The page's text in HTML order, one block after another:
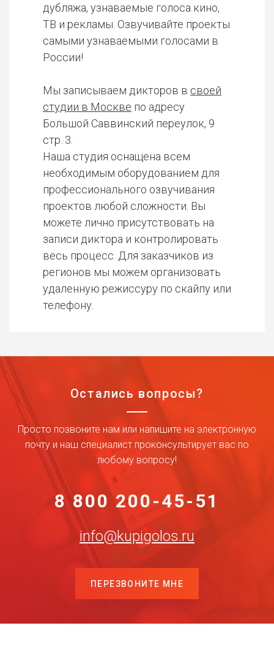
дубляжа, узнаваемые голоса кино,
ТВ и рекламы. Озвучивайте проекты
самыми узнаваемыми голосами в
России!
Мы записываем дикторов в своей
студии в Москве по адресу
Большой Саввинский переулок, 9
стр. 3.
Наша студия оснащена всем
необходимым оборудованием для
профессионального озвучивания
проектов любой сложности. Вы
можете лично присутствовать на
записи диктора и контролировать
весь процесс. Для заказчиков из
регионов мы можем организовать
удаленную режиссуру по скайпу или
телефону.
Остались вопросы?
Просто позвоните нам или напишите на электронную
почту и наш специалист проконсультирует вас по
любому вопросу!
8 800 200-45-51
info@kupigolos.ru
ПЕРЕЗВОНИТЕ МНЕ